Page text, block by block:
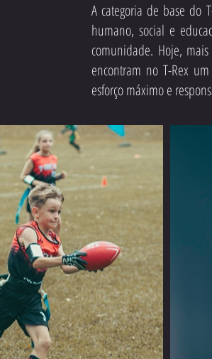
A categoria de base do
humano, social e
comunidade. Hoje,
encontram no T-Rex
esforço máximo e